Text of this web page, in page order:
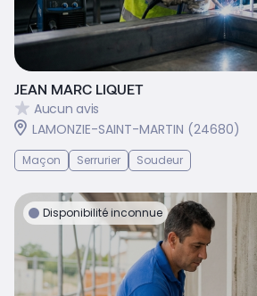
JEAN MARC LIQUET
Aucun avis
LAMONZIE-SAINT-MARTIN (24680)
Maçon Serrurier Soudeur
Disponibilité inconnue